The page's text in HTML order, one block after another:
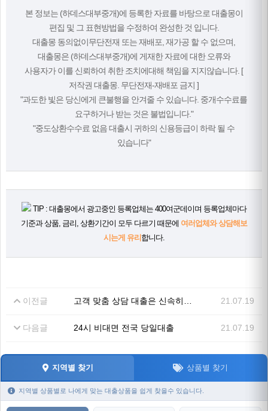
본 정보는 (하데스대부중개)에 등록한 자료를 바탕으로 대출몽이
편집 및 그 표현방법을 수정하여 완성한 것 입니다.
대출몽 동의없이무단전재 또는 재배포, 재가공 할 수 없으며,
대출몽은 (하데스대부중개)에 게재한 자료에 대한 오류와
사용자가 이를 신뢰하여 취한 조치에대해 책임을 지지않습니다. [
저작권 대출몽. 무단전재-재배포 금지 ]
"과도한 빛은 당신에게 큰불행을 안겨줄 수 있습니다. 중개수수료를
요구하거나 받는 것은 불법입니다."
"중도상환수수료 없음 대출시 귀하의 신용등급이 하락 될 수
있습니다"
TIP : 대출몽에서 광고중인 등록업체는 400여군데이며 등록업체마다
기준과 상품, 금리, 상환기간이 모두 다르기 때문에 여러업체와 상담해보
시는게 유리 합니다.
이전글 21.07.19
다음글 24시 비대면 전국 당일대출 21.07.19
지역별 찾기 상품별 찾기
지역별 상품별로 나에게 맞는 대출상품을 쉽게 찾을수 있습니다.